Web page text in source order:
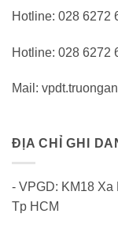
Hotline: 028 6272
Hotline: 028 6272
Mail:
ĐỊA CHỈ GHI
- VPGD: KM18 Xa
Tp HCM